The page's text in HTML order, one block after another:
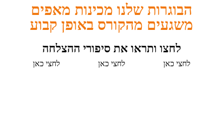
הבוגרות שלנו מכינות מאפים
משגעים מהקורס באופן קבוע
לחצו ותראו את סיפורי ההצלחה
לחצי כאן לחצי כאן לחצי כאן